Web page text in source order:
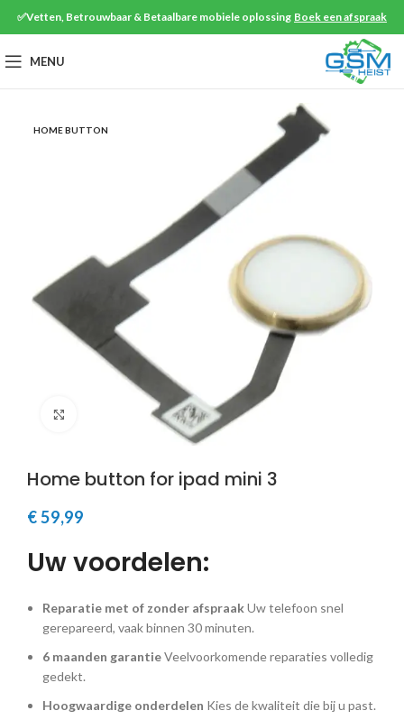
✅Vetten, Betrouwbaar & Betaalbare mobiele oplossing Boek een afspraak
MENU
HOME BUTTON
Klik om te vergroten
Home button for ipad mini 3
€59,99
Uw voordelen:
Reparatie met of zonder afspraakUw telefoon snel
gerepareerd, vaak binnen 30 minuten.
6 maanden garantieVeelvoorkomende reparaties volledig
gedekt.
Hoogwaardige onderdelen Kies de kwaliteit die bij u past.